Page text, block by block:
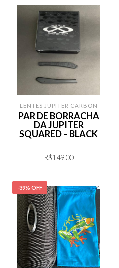
LENTES JUPITER CARBON
PAR DE BORRACHA
DA JUPITER
SQUARED – BLACK
R$149.00
-39% OFF